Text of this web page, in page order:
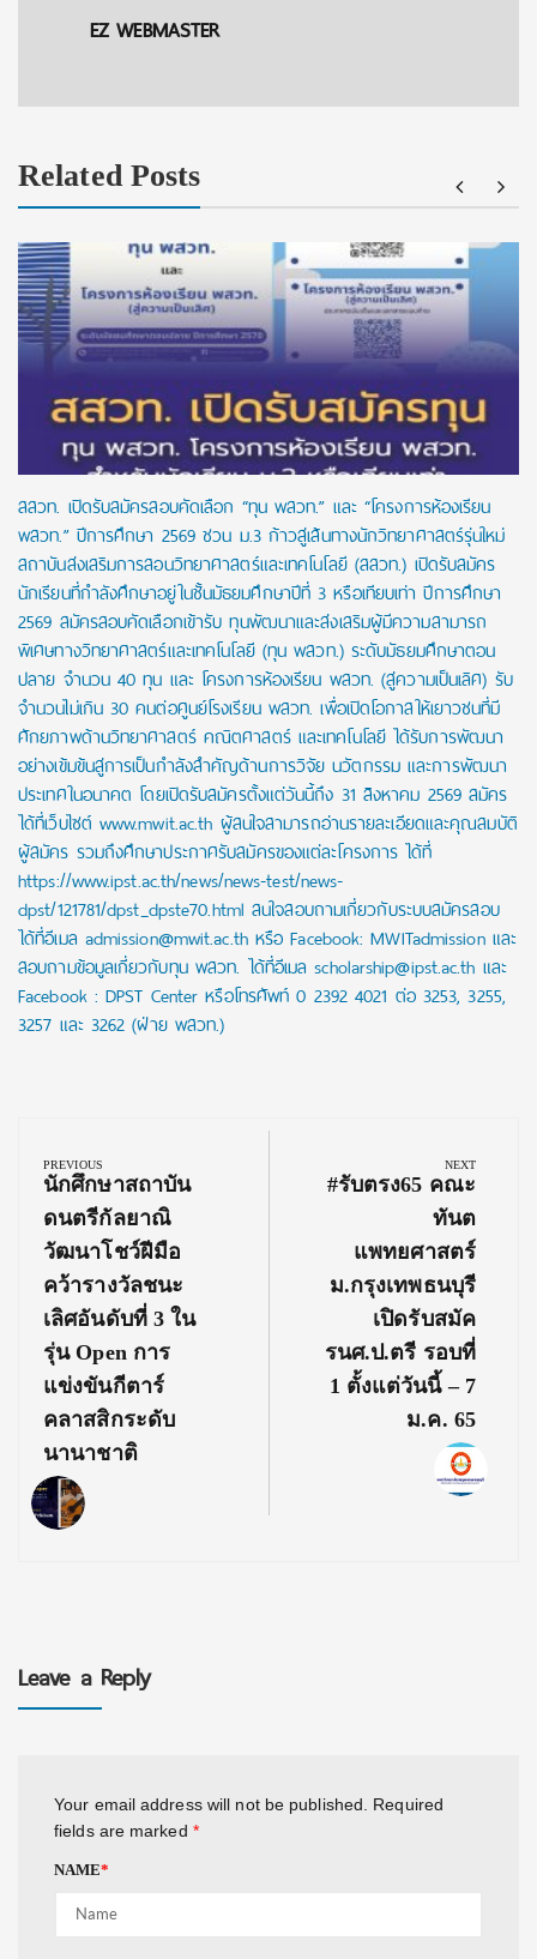
EZ WEBMASTER
Related Posts
สสวท. เปิดรับสมัครสอบคัดเลือก “ทุน พสวท.” และ “โครงการห้องเรียน
พสวท.” ปีการศึกษา 2569 ชวน ม.3 ก้าวสู่เส้นทางนักวิทยาศาสตร์รุ่นใหม่
สถาบันส่งเสริมการสอนวิทยาศาสตร์และเทคโนโลยี (สสวท.) เปิดรับสมัคร
นักเรียนที่กำลังศึกษาอยู่ในชั้นมัธยมศึกษาปีที่ 3 หรือเทียบเท่า ปีการศึกษา
2569 สมัครสอบคัดเลือกเข้ารับ ทุนพัฒนาและส่งเสริมผู้มีความสามารถ
พิเศษทางวิทยาศาสตร์และเทคโนโลยี (ทุน พสวท.) ระดับมัธยมศึกษาตอน
ปลาย จำนวน 40 ทุน และ โครงการห้องเรียน พสวท. (สู่ความเป็นเลิศ) รับ
จำนวนไม่เกิน 30 คนต่อศูนย์โรงเรียน พสวท. เพื่อเปิดโอกาสให้เยาวชนที่มี
ศักยภาพด้านวิทยาศาสตร์ คณิตศาสตร์ และเทคโนโลยี ได้รับการพัฒนา
อย่างเข้มข้นสู่การเป็นกำลังสำคัญด้านการวิจัย นวัตกรรม และการพัฒนา
ประเทศในอนาคต โดยเปิดรับสมัครตั้งแต่วันนี้ถึง 31 สิงหาคม 2569 สมัคร
ได้ที่เว็บไซต์ www.mwit.ac.th ผู้สนใจสามารถอ่านรายละเอียดและคุณสมบัติ
ผู้สมัคร รวมถึงศึกษาประกาศรับสมัครของแต่ละโครงการ ได้ที่
https://www.ipst.ac.th/news/news-test/news-
dpst/121781/dpst_dpste70.html สนใจสอบถามเกี่ยวกับระบบสมัครสอบ
ได้ที่อีเมล admission@mwit.ac.th หรือ Facebook: MWITadmission และ
สอบถามข้อมูลเกี่ยวกับทุน พสวท. ได้ที่อีเมล scholarship@ipst.ac.th และ
Facebook : DPST Center หรือโทรศัพท์ 0 2392 4021 ต่อ 3253, 3255,
3257 และ 3262 (ฝ่าย พสวท.)
navigation
PREVIOUS
Previous
Post:
นักศึกษาสถาบัน
ดนตรีกัลยาณิ
วัฒนาโชว์ฝีมือ
คว้ารางวัลชนะ
เลิศอันดับที่ 3 ใน
รุ่น Open การ
แข่งขันกีตาร์
คลาสสิกระดับ
นานาชาติ
NEXT
Next
#รับตรง65 คณะ
ทันต
แพทยศาสตร์
ม.กรุงเทพธนบุรี
เปิดรับสมัค
รนศ.ป.ตรี รอบที่
1 ตั้งแต่วันนี้ – 7
ม.ค. 65
Leave a Reply
Your email address will not be published.
Required
fields are marked *
NAME*